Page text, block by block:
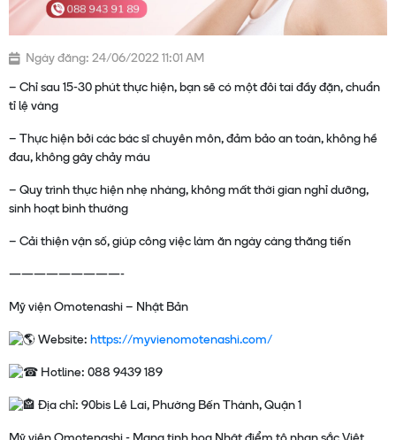
Ngày đăng: 24/06/2022 11:01 AM
– Chỉ sau 15-30 phút thực hiện, bạn sẽ có một đôi tai đầy đặn, chuẩn
tỉ lệ vàng
– Thực hiện bởi các bác sĩ chuyên môn, đảm bảo an toàn, không hề
đau, không gây chảy máu
– Quy trình thực hiện nhẹ nhàng, không mất thời gian nghỉ dưỡng,
sinh hoạt bình thường
– Cải thiện vận số, giúp công việc làm ăn ngày càng thăng tiến
—————————-
Mỹ viện Omotenashi – Nhật Bản
Website: https://myvienomotenashi.com/
Hotline: 088 9439 189
Địa chỉ: 90bis Lê Lai, Phường Bến Thành, Quận 1